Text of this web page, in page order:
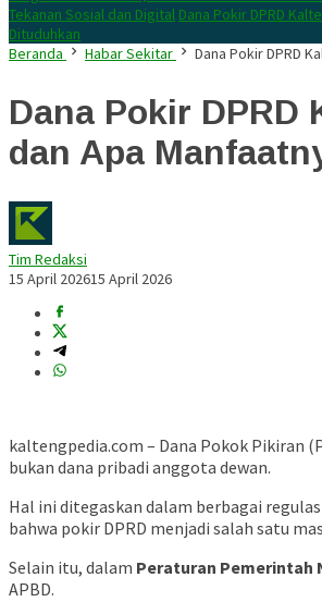
Tekanan Sosial dan Digital Dana Pokir DPRD
Dituduhkan
Beranda
Habar Sekitar Dana Pokir DPRD
Dana Pokir
dan Apa
Tim Redaksi
15 April 202615 April 2026
kaltengpedia.com – Dana Pokok Pikiran
bukan dana pribadi anggota dewan.
Hal ini ditegaskan dalam berbagai
bahwa pokir DPRD menjadi salah satu
Selain itu, dalam Peraturan Pemerintah
APBD.